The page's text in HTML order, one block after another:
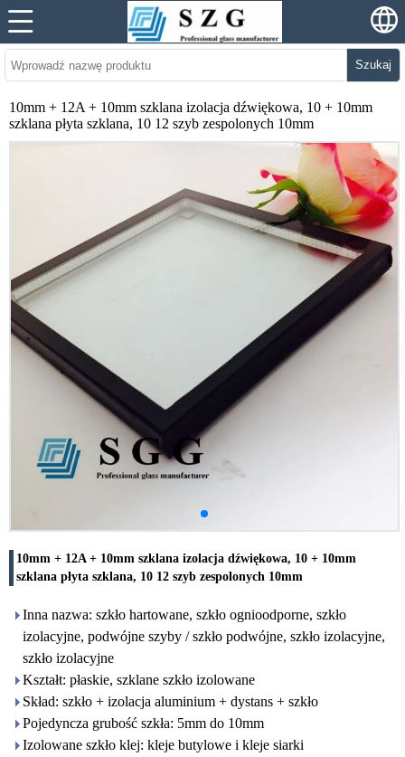
Szukaj
10mm + 12A + 10mm szklana izolacja dźwiękowa, 10 + 10mm
szklana płyta szklana, 10 12 szyb zespolonych 10mm
10mm + 12A + 10mm szklana izolacja dźwiękowa, 10 + 10mm
szklana płyta szklana, 10 12 szyb zespolonych 10mm
Inna nazwa: szkło hartowane, szkło ognioodporne, szkło
izolacyjne, podwójne szyby / szkło podwójne, szkło izolacyjne,
szkło izolacyjne
Kształt: płaskie, szklane szkło izolowane
Skład: szkło + izolacja aluminium + dystans + szkło
Pojedyncza grubość szkła: 5mm do 10mm
Izolowane szkło klej: kleje butylowe i kleje siarki